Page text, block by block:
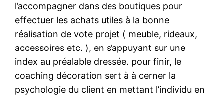
l’accompagner dans des boutiques pour
effectuer les achats utiles à la bonne
réalisation de vote projet ( meuble, rideaux,
accessoires etc. ), en s’appuyant sur une
index au préalable dressée. pour finir, le
coaching décoration sert à à cerner la
psychologie du client en mettant l’individu en